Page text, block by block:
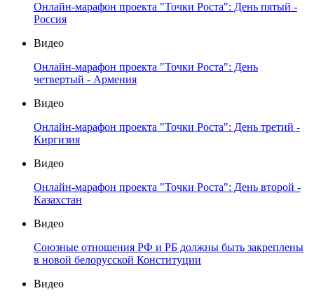
Онлайн-марафон проекта "Точки Роста": День пятый -
Россия
Видео
Онлайн-марафон проекта "Точки Роста": День
четвертый - Армения
Видео
Онлайн-марафон проекта "Точки Роста": День третий -
Киргизия
Видео
Онлайн-марафон проекта "Точки Роста": День второй -
Казахстан
Видео
Союзные отношения РФ и РБ должны быть закреплены
в новой белорусской Конституции
Видео